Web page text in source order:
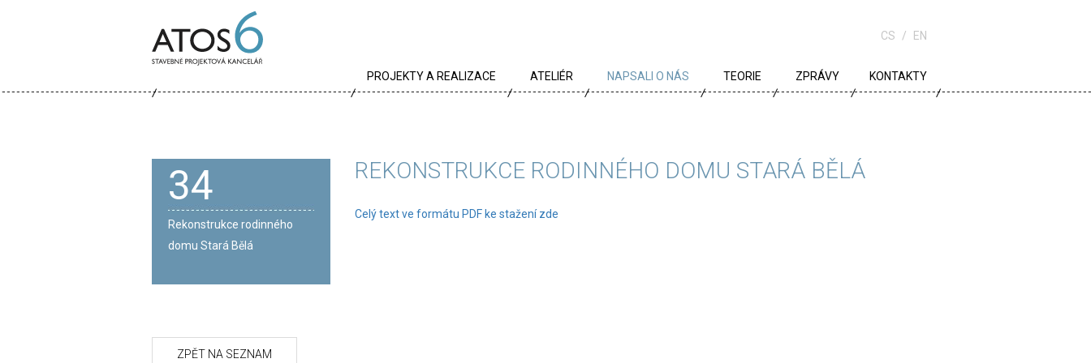
6
CS EN
PROJEKTY A REALIZACE
ARCHÍV
ATELIÉR
KRÉDA
KARIÉRA
NAPSALI O NÁS TEORIE
ŠKOLA
ZPRÁVY KONTAKTY
34
Rekonstrukce rodinného
domu Stará Bělá
REKONSTRUKCE RODINNÉHO DOMU STARÁ BĚLÁ
Celý text ve formátu PDF ke stažení zde